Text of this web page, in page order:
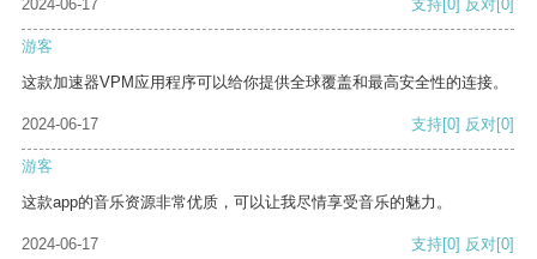
2024-06-17
支持[0] 反对[0]
游客
这款加速器VPM应用程序可以给你提供全球覆盖和最高安全性的连接。
2024-06-17 支持[0] 反对[0]
游客
这款app的音乐资源非常优质，可以让我尽情享受音乐的魅力。
2024-06-17 支持[0] 反对[0]